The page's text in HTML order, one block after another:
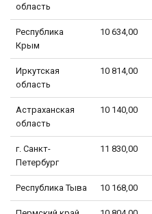
область
Республика
Крым
10 634,00
Иркутская
область
10 814,00
Астраханская
область
10 140,00
г. Санкт-
Петербург
11 830,00
Республика Тыва 10 168,00